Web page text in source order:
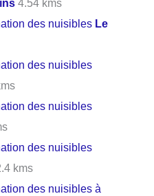
4.54 kms
des nuisibles Le
des nuisibles
des nuisibles
des nuisibles
kms
des nuisibles à